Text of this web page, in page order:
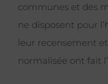
communes et des
ne disposent pour
leur recensement
normalisée ont fait